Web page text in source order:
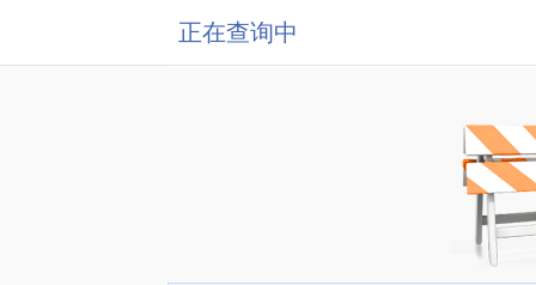
正在查询中